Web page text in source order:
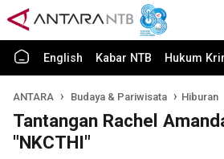
English Kabar NTB Hukum
ANTARA Budaya & Pariwisata Hiburan
Tantangan Rachel
"NKCTHI"